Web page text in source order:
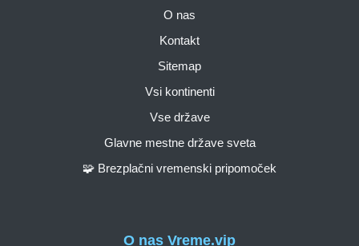
O nas Vreme.vip
O nas
Kontakt
Sitemap
Vsi kontinenti
Vse države
Glavne mestne države sveta
🧩 Brezplačni vremenski pripomoček